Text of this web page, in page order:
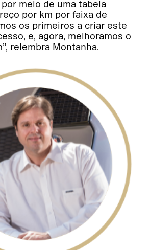
meio de uma tabela
por km por faixa de
os primeiros a criar este
e, agora, melhoramos o
relembra Montanha.